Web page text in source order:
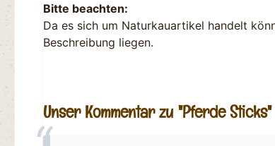
Bitte beachten:
Da es sich um Naturkauartikel handelt
Beschreibung liegen.
Unser Kommentar zu "Pferde Sticks"